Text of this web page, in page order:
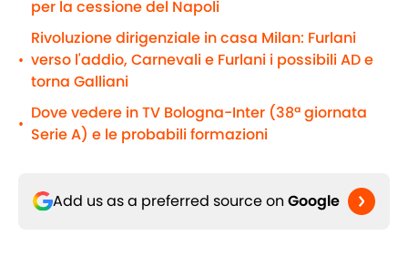
per la cessione del Napoli
•
Rivoluzione dirigenziale in casa Milan: Furlani
verso l'addio, Carnevali e Furlani i possibili AD e
torna Galliani
•
Dove vedere in TV Bologna-Inter (38ª giornata
Serie A) e le probabili formazioni
Add us as a preferred source on Google